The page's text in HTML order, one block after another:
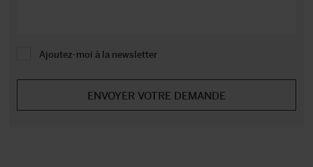
Ajoutez-moi à la newsletter